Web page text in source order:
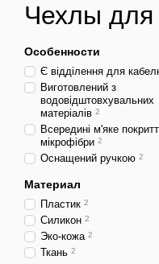
Чехлы для
Особенности
Є відділення для
Виготовлений з
водовідштовхувальних
матеріалів 2
Всередині м'яке
мікрофібри 2
Оснащений ручкою 2
Материал
Пластик 2
Силикон 2
Эко-кожа 2
Ткань 2